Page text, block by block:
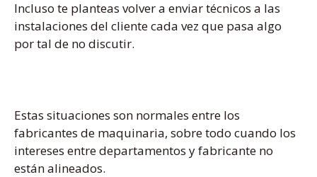
Incluso te planteas volver a enviar técnicos a las
instalaciones del cliente cada vez que pasa algo
por tal de no discutir.
Estas situaciones son normales entre los
fabricantes de maquinaria, sobre todo cuando los
intereses entre departamentos y fabricante no
están alineados.